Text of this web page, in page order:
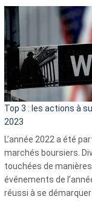
démarrage
courants
et
guide
d’auto-
assistance
Top 3 : les actions à
2023
L’année 2022 a été
marchés boursiers.
touchées de
événements de
réussi à se